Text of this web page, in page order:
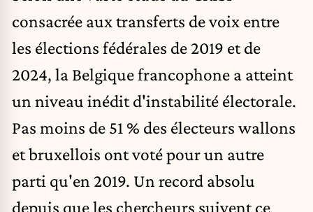
consacrée aux transferts de voix entre
les élections fédérales de 2019 et de
2024, la Belgique francophone a atteint
un niveau inédit d'instabilité électorale.
Pas moins de 51 % des électeurs wallons
et bruxellois ont voté pour un autre
parti qu'en 2019. Un record absolu
depuis que les chercheurs suivent ce